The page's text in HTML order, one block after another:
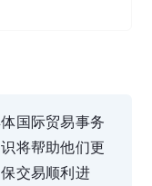
国际贸易事务
将帮助他们更
交易顺利进